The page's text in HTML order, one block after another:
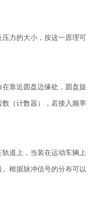
力的大小，按这一原理可
靠近圆盘边缘处，圆盘旋
（计数器），若接入频率
道上，当装在运动车辆上
根据脉冲信号的分布可以